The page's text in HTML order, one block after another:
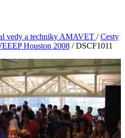
vedy a techniky AMAVET /Cesty
Houston 2008/DSCF1011